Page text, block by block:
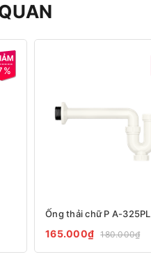
Ống thải chữ P A-325PL
165.000₫ 180.000₫